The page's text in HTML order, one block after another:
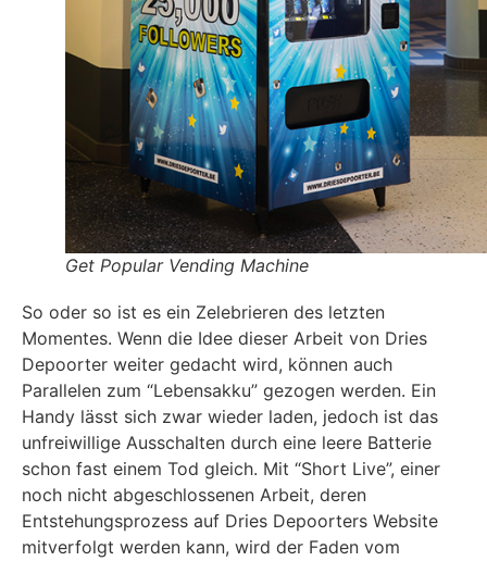
Get Popular Vending Machine
So oder so ist es ein Zelebrieren des letzten
Momentes. Wenn die Idee dieser Arbeit von Dries
Depoorter weiter gedacht wird, können auch
Parallelen zum “Lebensakku” gezogen werden. Ein
Handy lässt sich zwar wieder laden, jedoch ist das
unfreiwillige Ausschalten durch eine leere Batterie
schon fast einem Tod gleich. Mit “Short Live”, einer
noch nicht abgeschlossenen Arbeit, deren
Entstehungsprozess auf Dries Depoorters Website
mitverfolgt werden kann, wird der Faden vom